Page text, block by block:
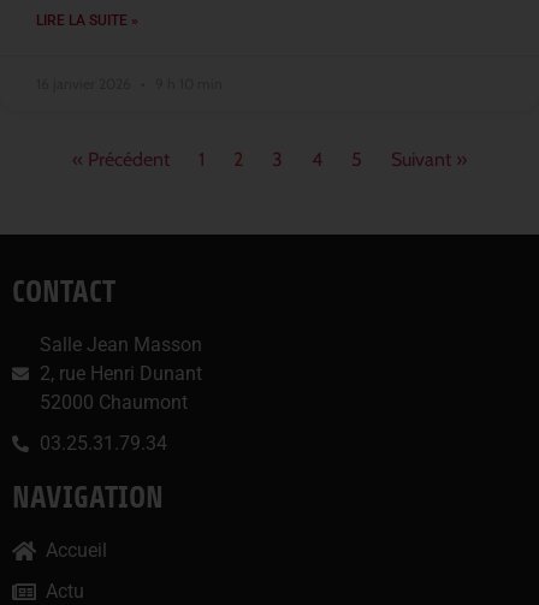
LIRE LA SUITE »
« Précédent 1 2 3 4 5 Suivant »
CONTACT
Salle Jean Masson
2, rue Henri Dunant
52000 Chaumont
03.25.31.79.34
NAVIGATION
Accueil
Actu